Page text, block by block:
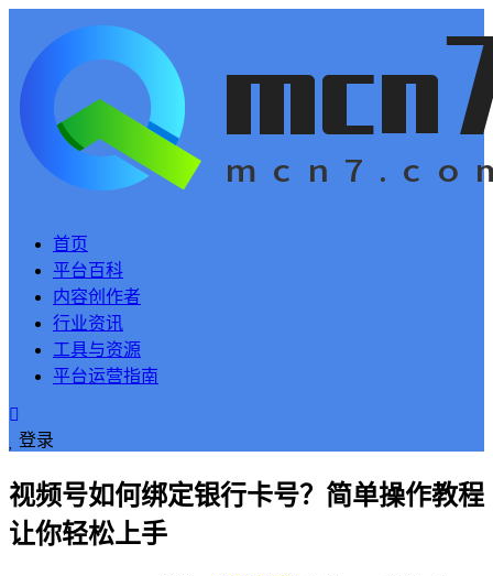
首页
平台百科
内容创作者
行业资讯
工具与资源
平台运营指南
登录
视频号如何绑定银行卡号？简单操作教程
让你轻松上手